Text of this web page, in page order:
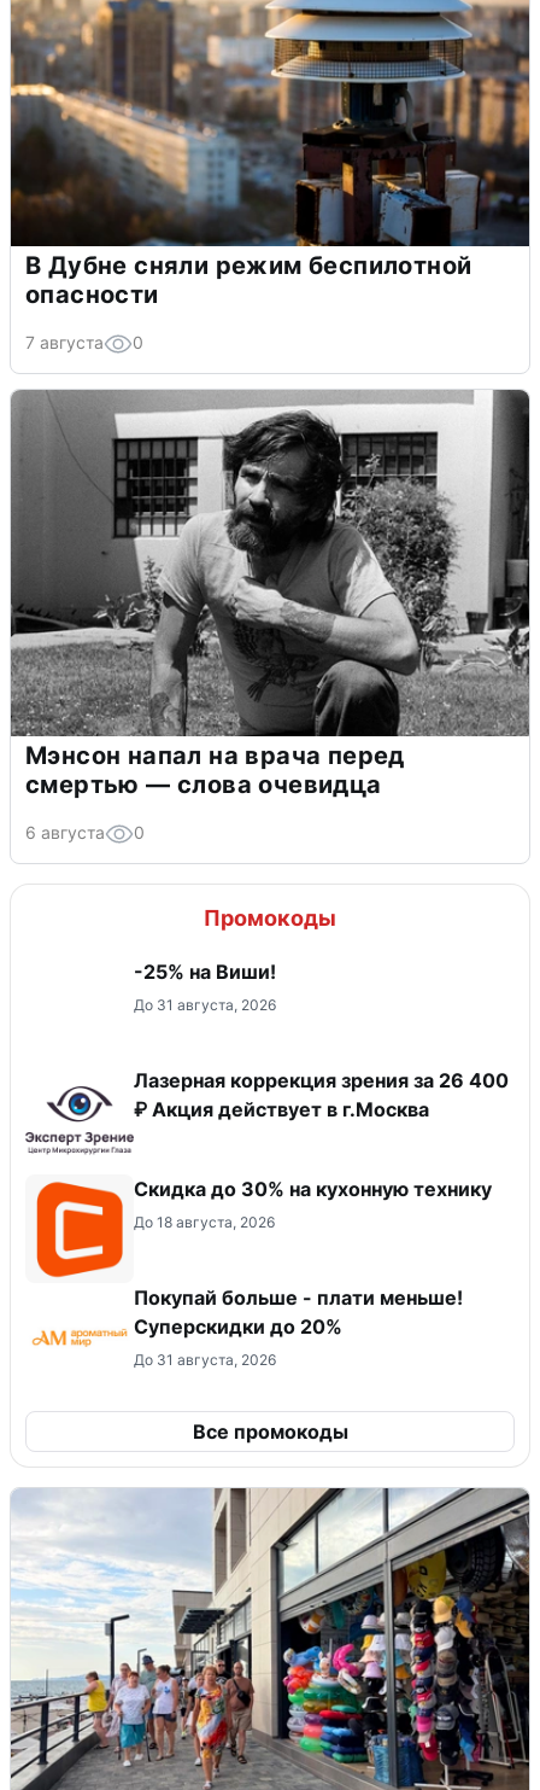
В Дубне сняли режим беспилотной
опасности
7 августа 0
Мэнсон напал на врача перед
смертью — слова очевидца
6 августа 0
Промокоды
-25% на Виши!
До 31 августа, 2026
Лазерная коррекция зрения за 26 400
₽ Акция действует в г.Москва
Скидка до 30% на кухонную технику
До 18 августа, 2026
Покупай больше - плати меньше!
Суперскидки до 20%
До 31 августа, 2026
Все промокоды